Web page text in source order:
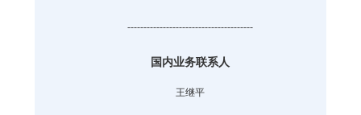
---------------------------------------
国内业务联系人
王继平